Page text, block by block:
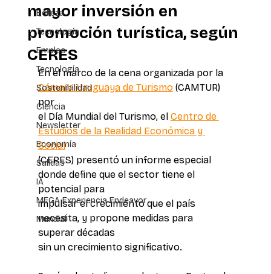
Belleza
Tecnología
Empleo
Tecnología
Sostenibilidad
Ciencia
Newsletter
Economía
Salidas
IA
MEGA Experiencia Endeavor
Mundial
mayor inversión en
promoción turística, según
CERES
En el marco de la cena organizada por la
Cámara Uruguaya de Turismo (CAMTUR)
por
el Día Mundial del Turismo, el Centro de
Estudios de la Realidad Económica y
Social
(CERES) presentó un informe especial
donde define que el sector tiene el
potencial para
impulsar el crecimiento que el país
necesita, y propone medidas para
superar décadas
sin un crecimiento significativo.